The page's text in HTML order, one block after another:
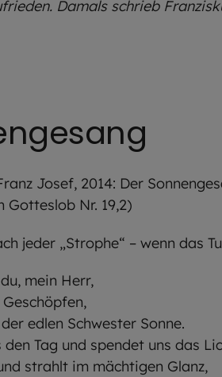
Damals schrieb
Josef, 2014: Der
Gotteslob Nr. 19,2)
jeder „Strophe“ – wenn das
mein Herr,
edlen Schwester Sonne.
Tag und spendet uns das
strahlt im mächtigen Glanz,